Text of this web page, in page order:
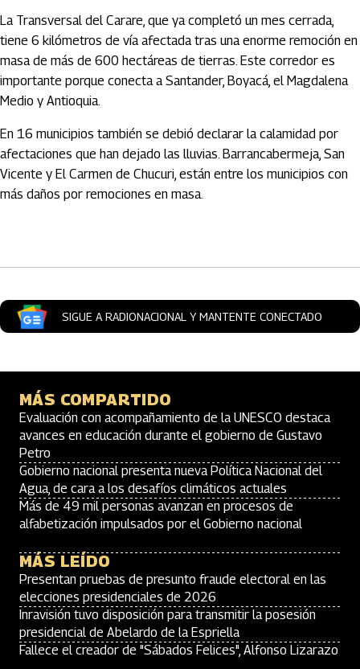
La Transversal del Carare, que ya completó un mes cerrada,
tiene 6 kilómetros de vía afectada tras una enorme remoción en
masa de más de 600 hectáreas de tierras. Este corredor es
importante porque conecta a Santander, Boyacá, el Magdalena
Medio y Antioquia.
En 16 municipios también se debió declarar la calamidad por
afectaciones que han dejado las lluvias. Barrancabermeja, San
Vicente y El Carmen de Chucuri, están entre los municipios con
más daños por remociones en masa.
SIGUE A RADIONACIONAL Y MANTENTE CONECTADO
MÁS COMPARTIDO
Evaluación con acompañamiento de la UNESCO destaca
avances en educación durante el gobierno de Gustavo
Petro
Gobierno nacional presenta nueva Política Nacional del
Agua, de cara a los desafíos climáticos actuales
Más de 49 mil personas avanzan en procesos de
alfabetización impulsados por el Gobierno nacional
MÁS LEÍDO
Presentan pruebas de presunto fraude electoral en las
elecciones presidenciales de 2026
Inravisión tuvo disposición para transmitir la posesión
presidencial de Abelardo de la Espriella
Fallece el creador de "Sábados Felices", Alfonso Lizarazo